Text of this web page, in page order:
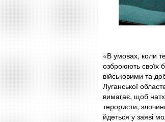
«В умовах, коли
озброюють своїх
військовими та
Луганської
вимагає, щоб
терористи,
йдеться у заяві